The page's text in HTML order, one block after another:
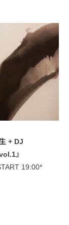
+ DJ
』
19:00*